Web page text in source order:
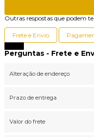
Outras respostas que podem
Frete e Envio
Perguntas - Frete e
Alteração de endereço
Prazo de entrega
Valor do frete